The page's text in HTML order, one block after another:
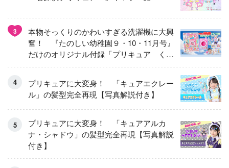
3
本物そっくりのかわいすぎる洗濯機に大興
奮！ 『たのしい幼稚園９・10・11月号』
だけのオリジナル付録「プリキュア くる
くるせんたくき」
プリキュアに大変身！ 「キュアエクレー
ル」の髪型完全再現【写真解説付き】
プリキュアに大変身！ 「キュアアルカ
ナ・シャドウ」の髪型完全再現【写真解説
付き】